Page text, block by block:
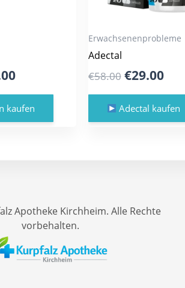
Current
price
is:
€39.00.
kaufen
Erwachsenenprobleme
Adectal
€58.00 Original
price
was:
€58.00.
€29.00
is:
Adectal kaufen
Apotheke Kirchheim. Alle Rechte
vorbehalten.